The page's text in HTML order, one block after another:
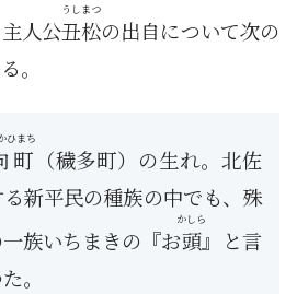
人公丑松
うしまつ
の出自について次の
。
町
ひまち
（穢多町）の生れ。北佐
新平民の種族の中でも、殊
族いちまきの『お頭
かしら
』と言
。